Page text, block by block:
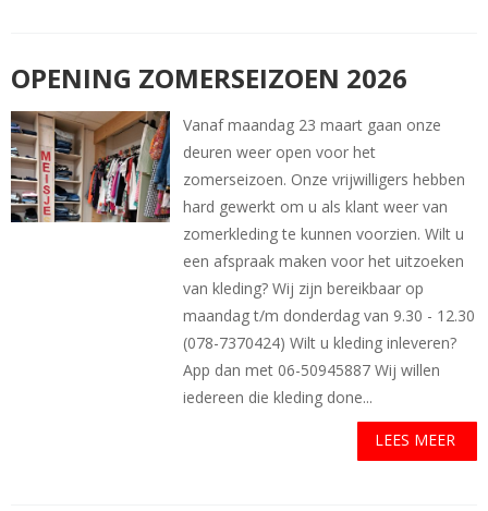
OPENING ZOMERSEIZOEN 2026
Vanaf maandag 23 maart gaan onze
deuren weer open voor het
zomerseizoen. Onze vrijwilligers hebben
hard gewerkt om u als klant weer van
zomerkleding te kunnen voorzien. Wilt u
een afspraak maken voor het uitzoeken
van kleding? Wij zijn bereikbaar op
maandag t/m donderdag van 9.30 - 12.30
(078-7370424) Wilt u kleding inleveren?
App dan met 06-50945887 Wij willen
iedereen die kleding done...
LEES MEER